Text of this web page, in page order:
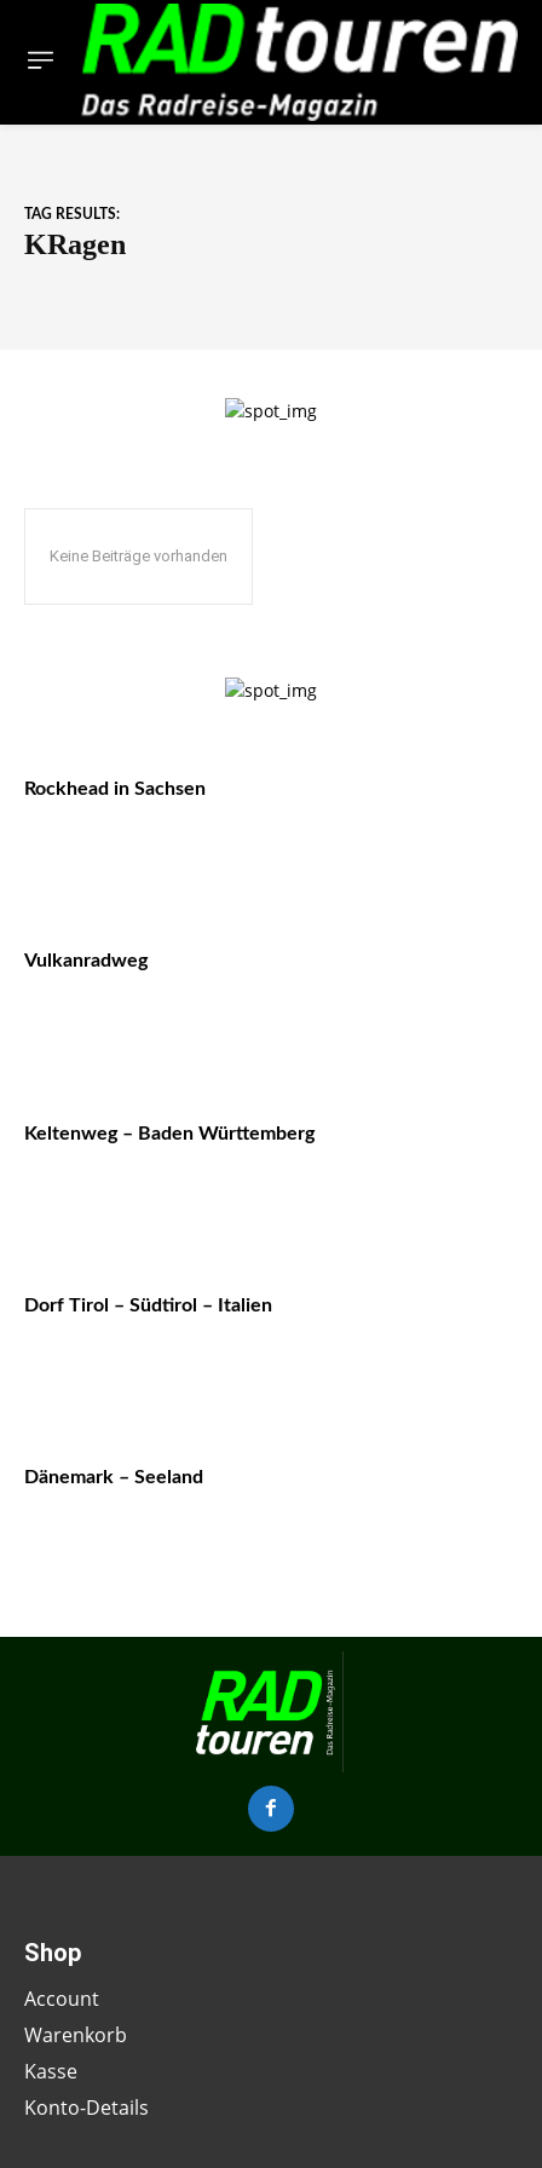
TAG RESULTS:
KRagen
Keine Beiträge vorhanden
Rockhead in Sachsen
Vulkanradweg
Keltenweg – Baden Württemberg
Dorf Tirol – Südtirol – Italien
Dänemark – Seeland
Shop
Account
Warenkorb
Kasse
Konto-Details